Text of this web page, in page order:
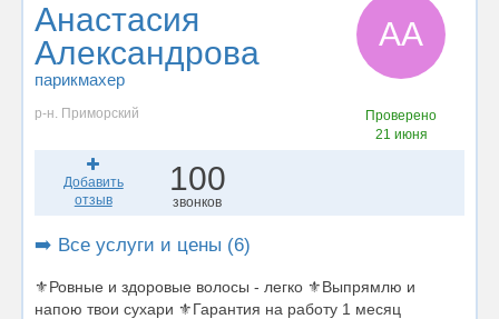
Анастасия
Александрова
парикмахер
АА
р-н. Приморский
Проверено
21 июня
Добавить
отзыв
100
звонков
➡️ Все услуги и цены (6)
⚜Ровные и здоровые волосы - легко ⚜Выпрямлю и
напою твои сухари ⚜Гарантия на работу 1 месяц